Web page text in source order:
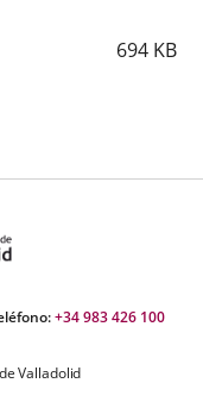
694 KB
+34 983 426 100
Valladolid